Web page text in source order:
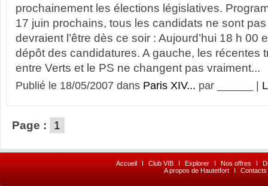
prochainement les élections législatives.
17 juin prochains, tous les candidats ne sont
devraient l’être dès ce soir : Aujourd’hui 18 h 00
dépôt des candidatures. A gauche, les récentes
entre Verts et le PS ne changent pas vraiment...
Publié le 18/05/2007 dans Paris XIV... par ______ |
Page : 1
Accueil I Club VIB I Explorer I Nos offres I
A propos de Hautetfort
I Contacts